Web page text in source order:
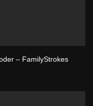
– FamilyStrokes